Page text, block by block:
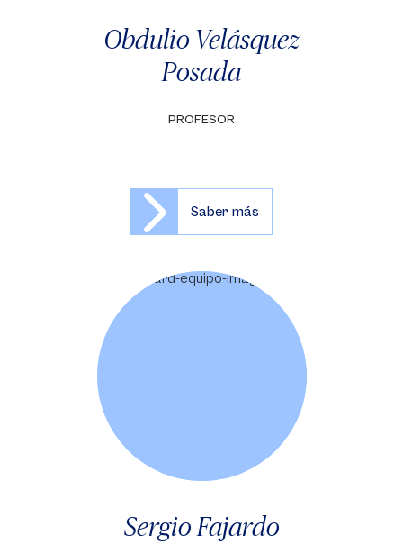
Obdulio Velásquez
Posada
PROFESOR
Saber más
Sergio Fajardo